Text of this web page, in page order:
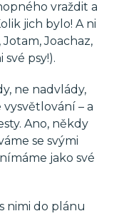
vraždit a
jich bylo! A ni
Joachaz,
psy!).
ne nadvlády,
– a
Ano, někdy
se svými
jako své
nimi do plánu